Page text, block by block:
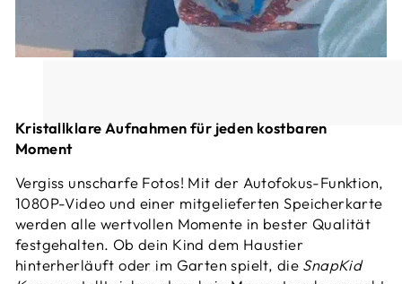
Kristallklare Aufnahmen für jeden kostbaren
Moment
Vergiss unscharfe Fotos! Mit der Autofokus-Funktion,
1080P-Video und einer mitgelieferten Speicherkarte
werden alle wertvollen Momente in bester Qualität
festgehalten. Ob dein Kind dem Haustier
hinterherläuft oder im Garten spielt, die SnapKid